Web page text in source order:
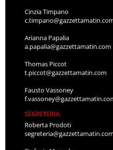
Cinzia Timpano
Arianna Papalia
a.papalia@gazzettamatin.com
Thomas Piccot
t.piccot@gazzettamatin.com
Fausto Vassoney
SEGRETERIA
Roberta Prodoti
segreteria@gazzettamatin.com